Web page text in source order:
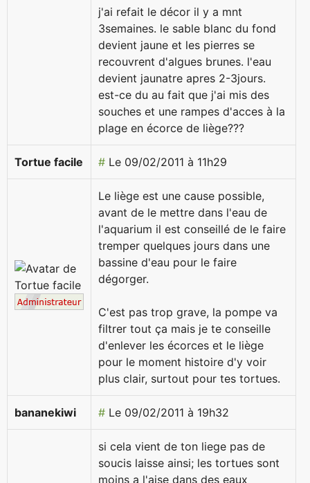
j'ai refait le décor il y a mnt
3semaines. le sable blanc du fond
devient jaune et les pierres se
recouvrent d'algues brunes. l'eau
devient jaunatre apres 2-3jours.
est-ce du au fait que j'ai mis des
souches et une rampes d'acces à la
plage en écorce de liège???
Tortue facile # Le 09/02/2011 à 11h29
Le liège est une cause possible,
avant de le mettre dans l'eau de
l'aquarium il est conseillé de le faire
tremper quelques jours dans une
bassine d'eau pour le faire
dégorger.
C'est pas trop grave, la pompe va
filtrer tout ça mais je te conseille
d'enlever les écorces et le liège
pour le moment histoire d'y voir
plus clair, surtout pour tes tortues.
bananekiwi # Le 09/02/2011 à 19h32
si cela vient de ton liege pas de
soucis laisse ainsi; les tortues sont
moins a l'aise dans des eaux